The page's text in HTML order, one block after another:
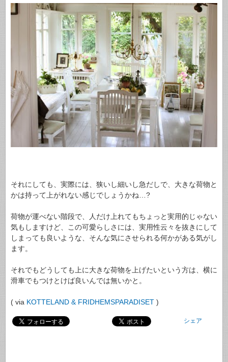
それにしても、実際には、狭いし細いし急だしで、大きな荷物と
かは持って上がれない感じでしょうかね…?
荷物が運べない階段で、人だけ上れてもちょっと実用的じゃない
気もしますけど、この可愛らしさには、実用性云々を抜きにして
しまっても良いような、そんな気にさせられる何かがある気がし
ます。
それでもどうしても上に大きな荷物を上げたいという方は、横に
滑車でもつけとけば良いんでは無いかと。
( via KOTTELAND & FRIDHEMSPARADISET )
シェア